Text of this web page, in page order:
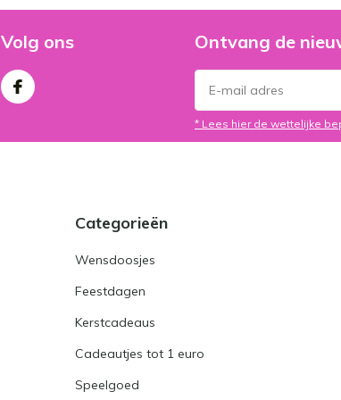
Volg ons Ontvang de
* Lees hier de wettelijke
Categorieën
Wensdoosjes
Feestdagen
Kerstcadeaus
Cadeautjes tot 1 euro
Speelgoed